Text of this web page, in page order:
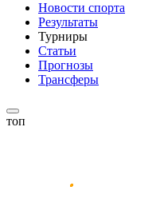
Новости спорта
Результаты
Турниры
Статьи
Прогнозы
Трансферы
топ